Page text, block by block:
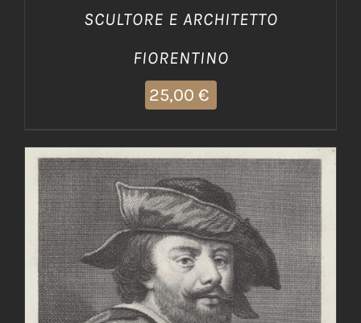
SCULTORE E ARCHITETTO
FIORENTINO
25,00 €